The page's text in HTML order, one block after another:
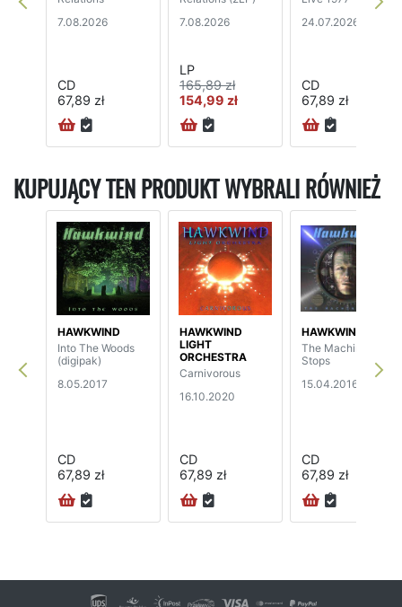
7.08.2026
CD
67,89 zł
7.08.2026
LP
165,89 zł
154,99 zł
24.07.2026
CD
67,89 zł
KUPUJĄCY TEN PRODUKT WYBRALI RÓWNIEŻ
HAWKWIND
Into The Woods
(digipak)
8.05.2017
CD
67,89 zł
HAWKWIND
LIGHT
ORCHESTRA
Carnivorous
16.10.2020
CD
67,89 zł
HAWKWIND
The Machine
Stops
15.04.2016
CD
67,89 zł